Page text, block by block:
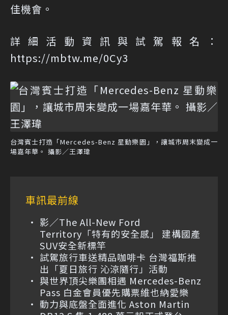
佳機會。
詳細活動資訊與試駕報名：
https://mbtw.me/0Cy3
台灣賓士打造「Mercedes-Benz 星動樂園」，讓城市周末變成一
場嘉年華。 攝影／王澤瑋
車訊最前線
影／The All-New Ford
Territory「特有的安全感」 建構國產
SUV安全新標竿
試駕旅行車送精品咖啡卡 台灣福斯推
出「夏日旅行 沁涼隨行」活動
與世界頂尖樂團相遇 Mercedes-Benz
Pass 白金會員優先購票維也納愛樂
動力與底盤全面進化 Aston Martin